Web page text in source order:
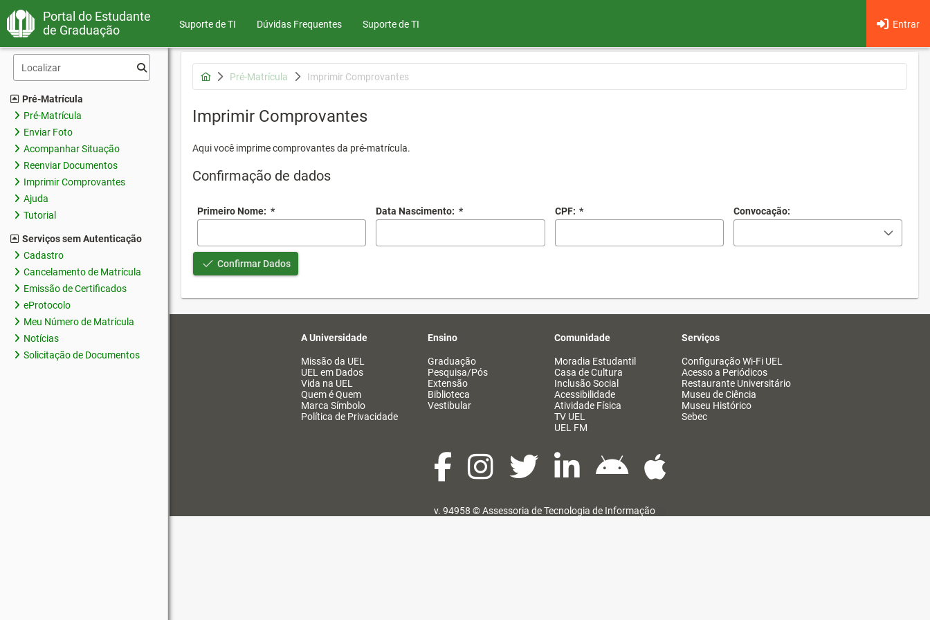
Portal do Estudante
de Graduação
Suporte de TI Dúvidas Frequentes Entrar
Suporte de TI
Pré-Matrícula
Pré-Matrícula
Enviar Foto
Acompanhar Situação
Reenviar Documentos
Imprimir Comprovantes
Ajuda
Tutorial
Serviços sem Autenticação
Cadastro
Cancelamento de Matrícula
Emissão de Certificados
eProtocolo
Meu Número de Matrícula
Notícias
Solicitação de Documentos
Pré-Matrícula Imprimir Comprovantes
Imprimir Comprovantes
Aqui você imprime comprovantes da pré-matrícula.
Confirmação de dados
Primeiro Nome: * Data Nascimento: * CPF: * Convocação:
Confirmar Dados
A Universidade
Missão da UEL
UEL em Dados
Vida na UEL
Quem é Quem
Marca Símbolo
Política de Privacidade
Ensino
Graduação
Pesquisa/Pós
Extensão
Biblioteca
Vestibular
Comunidade
Moradia Estudantil
Casa de Cultura
Inclusão Social
Acessibilidade
Atividade Física
TV UEL
UEL FM
Serviços
Configuração Wi-Fi UEL
Acesso a Periódicos
Restaurante Universitário
Museu de Ciência
Museu Histórico
Sebec
v. 94958 ©Assessoria de Tecnologia de Informação